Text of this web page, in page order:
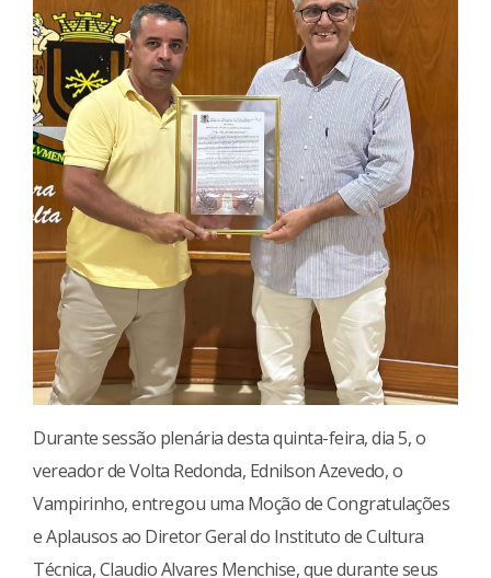
Durante sessão plenária desta quinta-feira, dia 5, o
vereador de Volta Redonda, Ednilson Azevedo, o
Vampirinho, entregou uma Moção de Congratulações
e Aplausos ao Diretor Geral do Instituto de Cultura
Técnica, Claudio Alvares Menchise, que durante seus